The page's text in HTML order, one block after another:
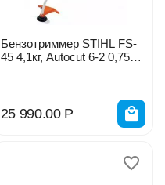
Бензотриммер STIHL FS-
45 4,1кг, Аutocut 6-2 0,75
25 990.00 Р